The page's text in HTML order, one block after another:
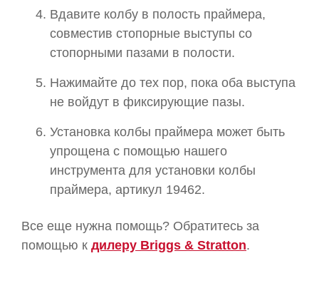
Вдавите колбу в полость праймера,
совместив стопорные выступы со
стопорными пазами в полости.
Нажимайте до тех пор, пока оба выступа
не войдут в фиксирующие пазы.
Установка колбы праймера может быть
упрощена с помощью нашего
инструмента для установки колбы
праймера, артикул 19462.
Все еще нужна помощь? Обратитесь за
помощью к дилеру Briggs & Stratton.